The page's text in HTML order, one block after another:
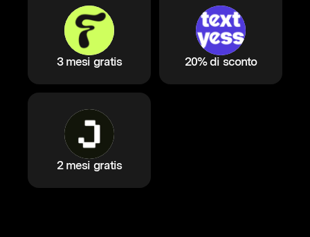
3 mesi gratis 20% di sconto
2 mesi gratis